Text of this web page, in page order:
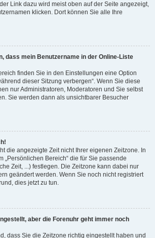
Link dazu wird meist oben auf der Seite angezeigt,
klicken. Dort können Sie alle Ihre
dass mein Benutzername in der Online-Liste
finden Sie in den Einstellungen eine Option
dieser Sitzung verbergen“. Wenn Sie diese
nur Administratoren, Moderatoren und Sie selbst
Sie werden dann als unsichtbarer Besucher
die angezeigte Zeit nicht Ihrer eigenen Zeitzone. In
„Persönlichen Bereich“ die für Sie passende
Zeit, ...) festlegen. Die Zeitzone kann dabei nur
geändert werden. Wenn Sie noch nicht registriert
dies jetzt zu tun.
aber die Forenuhr geht immer noch
dass Sie die Zeitzone richtig eingestellt haben und